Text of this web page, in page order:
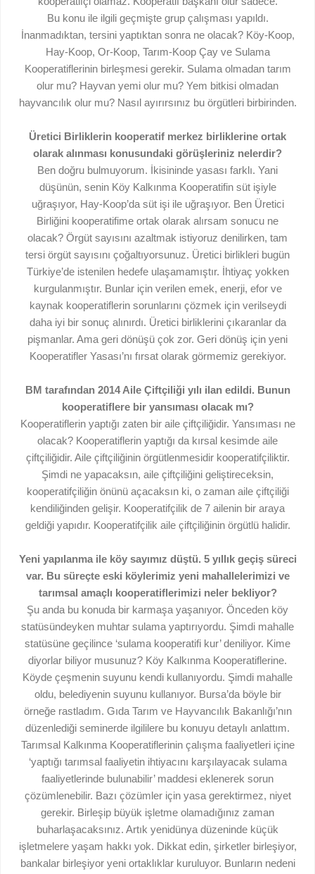
Bu konu ile ilgili geçmişte grup çalışması yapıldı.
İnanmadıktan, tersini yaptıktan sonra ne olacak? Köy-Koop,
Hay-Koop, Or-Koop, Tarım-Koop Çay ve Sulama
Kooperatiflerinin birleşmesi gerekir. Sulama olmadan tarım
olur mu? Hayvan yemi olur mu? Yem bitkisi olmadan
hayvancılık olur mu? Nasıl ayırırsınız bu örgütleri birbirinden.
Üretici Birliklerin kooperatif merkez birliklerine ortak
olarak alınması konusundaki görüşleriniz nelerdir?
Ben doğru bulmuyorum. İkisininde yasası farklı. Yani
düşünün, senin Köy Kalkınma Kooperatifin süt işiyle
uğraşıyor, Hay-Koop’da süt işi ile uğraşıyor. Ben Üretici
Birliğini kooperatifime ortak olarak alırsam sonucu ne
olacak? Örgüt sayısını azaltmak istiyoruz denilirken, tam
tersi örgüt sayısını çoğaltıyorsunuz. Üretici birlikleri bugün
Türkiye’de istenilen hedefe ulaşamamıştır. İhtiyaç yokken
kurgulanmıştır. Bunlar için verilen emek, enerji, efor ve
kaynak kooperatiflerin sorunlarını çözmek için verilseydi
daha iyi bir sonuç alınırdı. Üretici birliklerini çıkaranlar da
pişmanlar. Ama geri dönüşü çok zor. Geri dönüş için yeni
Kooperatifler Yasası’nı fırsat olarak görmemiz gerekiyor.
BM tarafından 2014 Aile Çiftçiliği yılı ilan edildi. Bunun
kooperatiflere bir yansıması olacak mı?
Kooperatiflerin yaptığı zaten bir aile çiftçiliğidir. Yansıması ne
olacak? Kooperatiflerin yaptığı da kırsal kesimde aile
çiftçiliğidir. Aile çiftçiliğinin örgütlenmesidir kooperatifçiliktir.
Şimdi ne yapacaksın, aile çiftçiliğini geliştireceksin,
kooperatifçiliğin önünü açacaksın ki, o zaman aile çiftçiliği
kendiliğinden gelişir. Kooperatifçilik de 7 ailenin bir araya
geldiği yapıdır. Kooperatifçilik aile çiftçiliğinin örgütlü halidir.
Yeni yapılanma ile köy sayımız düştü. 5 yıllık geçiş süreci
var. Bu süreçte eski köylerimiz yeni mahallelerimizi ve
tarımsal amaçlı kooperatiflerimizi neler bekliyor?
Şu anda bu konuda bir karmaşa yaşanıyor. Önceden köy
statüsündeyken muhtar sulama yaptırıyordu. Şimdi mahalle
statüsüne geçilince ‘sulama kooperatifi kur’ deniliyor. Kime
diyorlar biliyor musunuz? Köy Kalkınma Kooperatiflerine.
Köyde çeşmenin suyunu kendi kullanıyordu. Şimdi mahalle
oldu, belediyenin suyunu kullanıyor. Bursa’da böyle bir
örneğe rastladım. Gıda Tarım ve Hayvancılık Bakanlığı’nın
düzenlediği seminerde ilgililere bu konuyu detaylı anlattım.
Tarımsal Kalkınma Kooperatiflerinin çalışma faaliyetleri içine
‘yaptığı tarımsal faaliyetin ihtiyacını karşılayacak sulama
faaliyetlerinde bulunabilir’ maddesi eklenerek sorun
çözümlenebilir. Bazı çözümler için yasa gerektirmez, niyet
gerekir. Birleşip büyük işletme olamadığınız zaman
buharlaşacaksınız. Artık yenidünya düzeninde küçük
işletmelere yaşam hakkı yok. Dikkat edin, şirketler birleşiyor,
bankalar birleşiyor yeni ortaklıklar kuruluyor. Bunların nedeni